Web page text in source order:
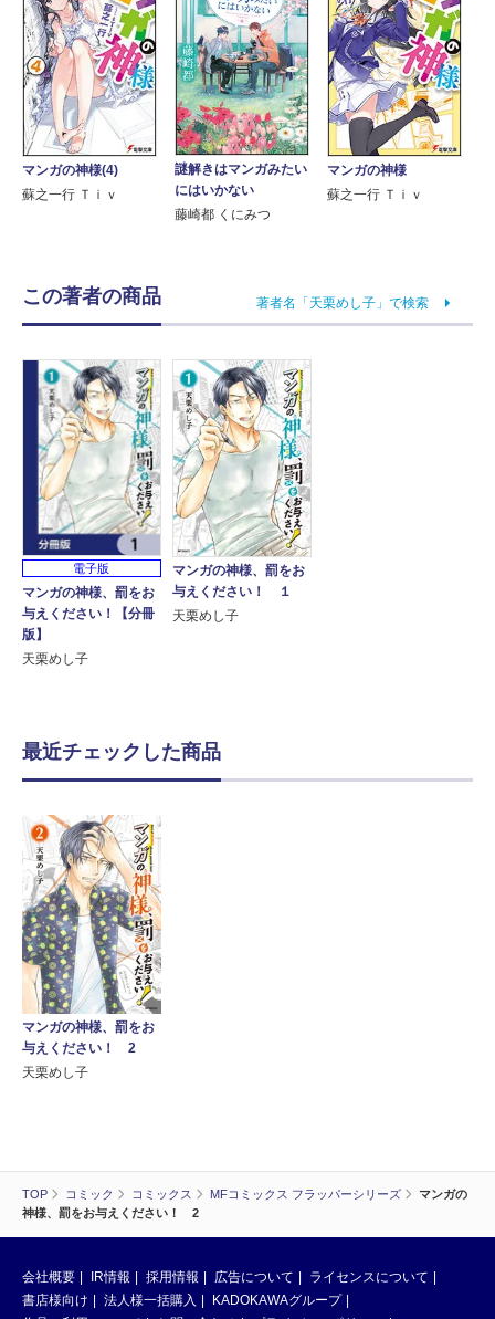
TOP コミック コミックス MFコミックス フラッパーシリーズ
マンガの
神様、罰をお与えください！ 2
マンガの神様(4)
蘇之一行 Ｔｉｖ
謎解きはマンガみたい
にはいかない
藤崎都 くにみつ
マンガの神様
蘇之一行 Ｔｉｖ
この著者の商品 著者名「天栗めし子」で検索
電子版
マンガの神様、罰をお
与えください！【分冊
版】
天栗めし子
マンガの神様、罰をお
与えください！ １
天栗めし子
最近チェックした商品
マンガの神様、罰をお
与えください！ 2
天栗めし子
会社概要 IR情報 採用情報 広告について
ライセンスについて
書店様向け
法人様一括購入
KADOKAWAグループ